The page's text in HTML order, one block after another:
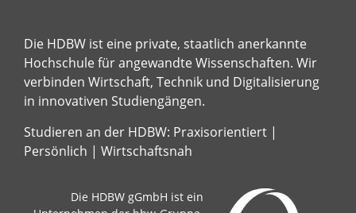
Die HDBW ist eine private, staatlich anerkannte
Hochschule für angewandte Wissenschaften. Wir
verbinden Wirtschaft, Technik und Digitalisierung
in innovativen Studiengängen.
Studieren an der HDBW: Praxisorientiert |
Persönlich | Wirtschaftsnah
Die HDBW gGmbH ist ein